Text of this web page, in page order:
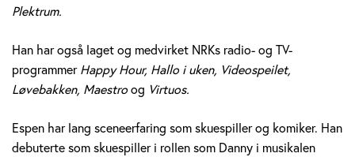
H
o
l
m
Plektrum.
Han har også laget og medvirket NRKs radio- og TV-
programmerHappy Hour, Hallo i uken, Videospeilet,
Løvebakken, Maestroog Virtuos.
Espen har lang sceneerfaring som skuespiller og komiker. Han
debuterte som skuespiller i rollen som Danny i musikalen